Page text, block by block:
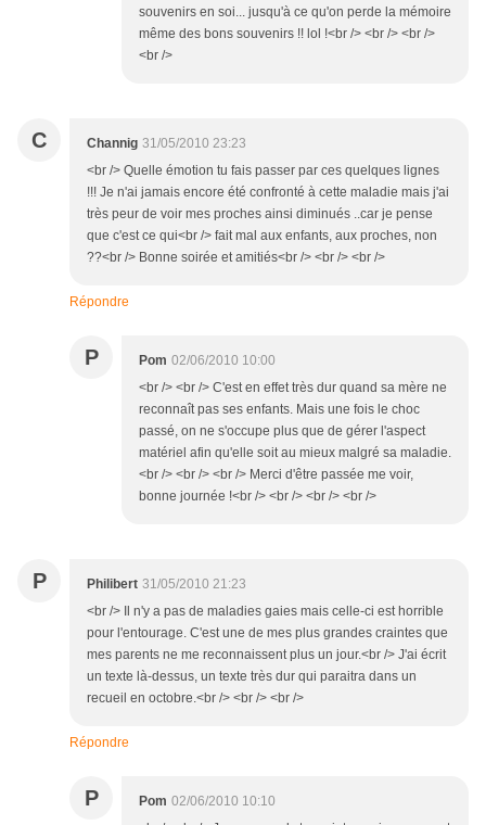
souvenirs en soi... jusqu'à ce qu'on perde la mémoire
même des bons souvenirs !! lol !<br /> <br /> <br />
<br />
C Channig 31/05/2010 23:23
<br /> Quelle émotion tu fais passer par ces quelques lignes
!!! Je n'ai jamais encore été confronté à cette maladie mais j'ai
très peur de voir mes proches ainsi diminués ..car je pense
que c'est ce qui<br /> fait mal aux enfants, aux proches, non
??<br /> Bonne soirée et amitiés<br /> <br /> <br />
Répondre
P Pom 02/06/2010 10:00
<br /> <br /> C'est en effet très dur quand sa mère ne
reconnaît pas ses enfants. Mais une fois le choc
passé, on ne s'occupe plus que de gérer l'aspect
matériel afin qu'elle soit au mieux malgré sa maladie.
<br /> <br /> <br /> Merci d'être passée me voir,
bonne journée !<br /> <br /> <br /> <br />
P Philibert 31/05/2010 21:23
<br /> Il n'y a pas de maladies gaies mais celle-ci est horrible
pour l'entourage. C'est une de mes plus grandes craintes que
mes parents ne me reconnaissent plus un jour.<br /> J'ai écrit
un texte là-dessus, un texte très dur qui paraitra dans un
recueil en octobre.<br /> <br /> <br />
Répondre
P Pom 02/06/2010 10:10